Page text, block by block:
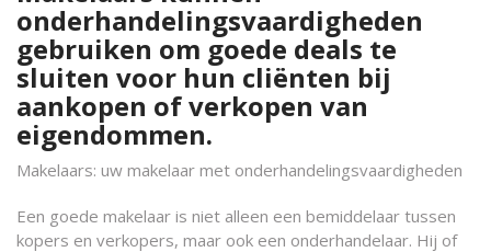
onderhandelingsvaardigheden
gebruiken om goede deals te
sluiten voor hun cliënten bij
aankopen of verkopen van
eigendommen.
Makelaars: uw makelaar met onderhandelingsvaardigheden
Een goede makelaar is niet alleen een bemiddelaar tussen
kopers en verkopers, maar ook een onderhandelaar. Hij of